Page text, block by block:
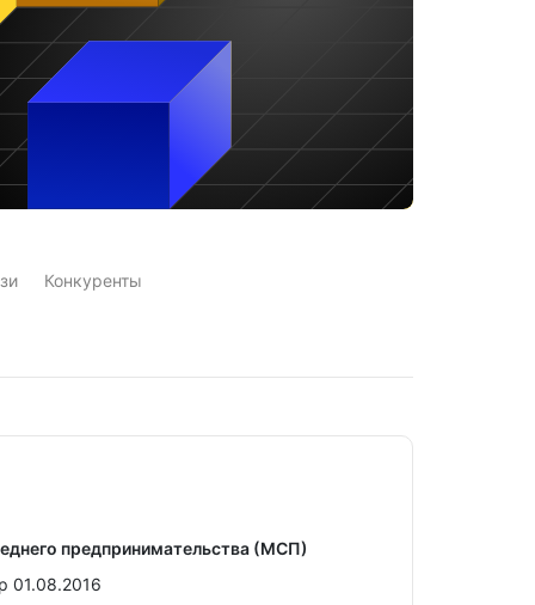
Конкуренты
предпринимательства (МСП)
01.08.2016